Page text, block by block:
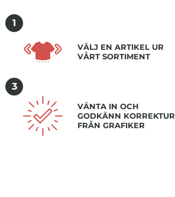
1
VÄLJ EN ARTIKEL UR
VÅRT SORTIMENT
3
VÄNTA IN OCH
GODKÄNN KORREKTUR
FRÅN GRAFIKER